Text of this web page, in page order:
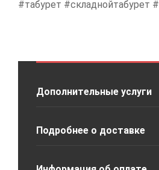
#табурет #складнойтабурет
Дополнительные услуги
Подробнее о доставке